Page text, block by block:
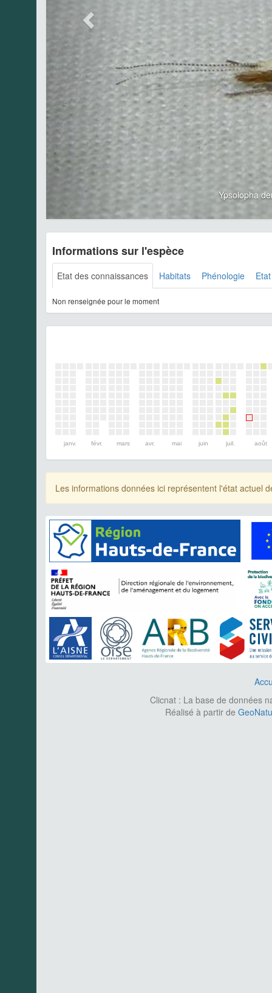
Ypsolopha
Informations sur l'espèce
Etat des connaissances Habitats Phénologie
Non renseignée pour le moment
janv. févr. mars avr. mai juin juil. août
Les informations données ici représentent l'état actuel
Clicnat : La base de données
Réalisé à partir de